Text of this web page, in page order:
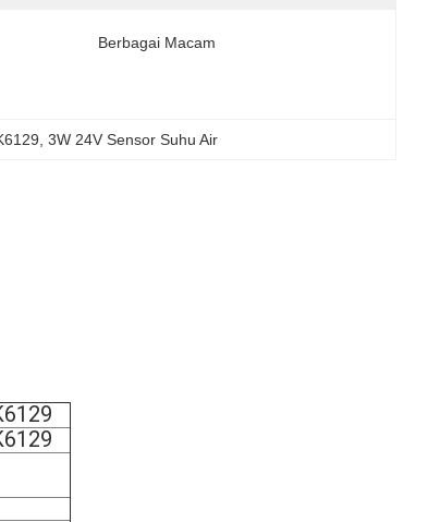
Berbagai Macam
3W 24V Sensor Suhu Air